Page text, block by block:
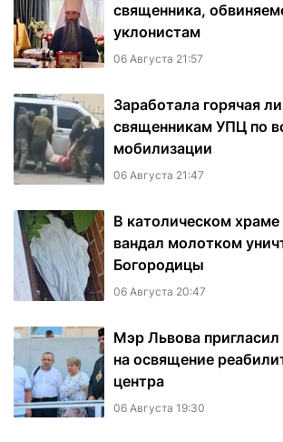
священника,
уклонистам
06 Августа 21:57
Заработала горячая
священникам УПЦ по
мобилизации
06 Августа 21:47
В католическом
вандал молотком
Богородицы
06 Августа 20:47
Мэр Львова
на освящение
центра
06 Августа 19:30